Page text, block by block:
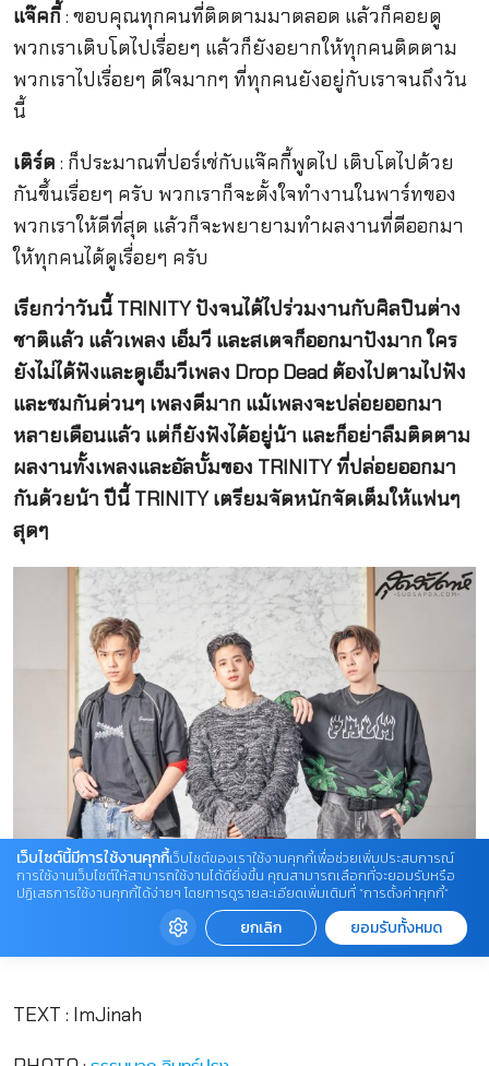
แจ๊คกี้: ขอบคุณทุกคนที่ติดตามมาตลอด แล้วก็คอยดู
พวกเราเติบโตไปเรื่อยๆ แล้วก็ยังอยากให้ทุกคนติดตาม
พวกเราไปเรื่อยๆ ดีใจมากๆ ที่ทุกคนยังอยู่กับเราจนถึงวัน
นี้
เติร์ด : ก็ประมาณที่ปอร์เช่กับแจ๊คกี้พูดไป เติบโตไปด้วย
กันขึ้นเรื่อยๆ ครับ พวกเราก็จะตั้งใจทำงานในพาร์ทของ
พวกเราให้ดีที่สุด แล้วก็จะพยายามทำผลงานที่ดีออกมา
ให้ทุกคนได้ดูเรื่อยๆ ครับ
เรียกว่าวันนี้ TRINITY ปังจนได้ไปร่วมงานกับศิลปินต่าง
ชาติแล้ว แล้วเพลง เอ็มวี และสเตจก็ออกมาปังมาก ใคร
ยังไม่ได้ฟังและดูเอ็มวีเพลง Drop Dead ต้องไปตามไปฟัง
และชมกันด่วนๆ เพลงดีมาก แม้เพลงจะปล่อยออกมา
หลายเดือนแล้ว แต่ก็ยังฟังได้อยู่น้า และก็อย่าลืมติดตาม
ผลงานทั้งเพลงและอัลบั้มของ TRINITY ที่ปล่อยออกมา
กันด้วยน้า ปีนี้ TRINITY เตรียมจัดหนักจัดเต็มให้แฟนๆ
สุดๆ
.
TEXT : ImJinah
เว็บไซต์นี้มีการใช้งานคุกกี้เว็บไซต์ของเราใช้งานคุกกี้เพื่อช่วยเพิ่มประสบการณ์
การใช้งานเว็บไซต์ให้สามารถใช้งานได้ดียิ่งขึ้น คุณสามารถเลือกที่จะยอมรับหรือ
ปฏิเสธการใช้งานคุกกี้ได้ง่ายๆ โดยการดูรายละเอียดเพิ่มเติมที่ “การตั้งค่าคุกกี้”
ยกเลิก ยอมรับทั้งหมด